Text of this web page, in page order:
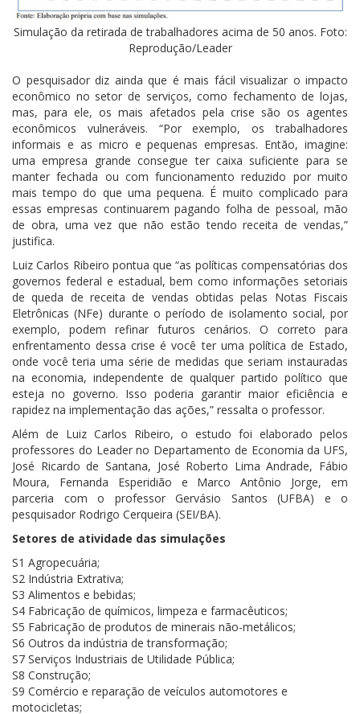
Simulação da retirada de trabalhadores acima de 50 anos. Foto:
Reprodução/Leader
O pesquisador diz ainda que é mais fácil visualizar o impacto
econômico no setor de serviços, como fechamento de lojas,
mas, para ele, os mais afetados pela crise são os agentes
econômicos vulneráveis. “Por exemplo, os trabalhadores
informais e as micro e pequenas empresas. Então, imagine:
uma empresa grande consegue ter caixa suficiente para se
manter fechada ou com funcionamento reduzido por muito
mais tempo do que uma pequena. É muito complicado para
essas empresas continuarem pagando folha de pessoal, mão
de obra, uma vez que não estão tendo receita de vendas,”
justifica.
Luiz Carlos Ribeiro pontua que “as políticas compensatórias dos
governos federal e estadual, bem como informações setoriais
de queda de receita de vendas obtidas pelas Notas Fiscais
Eletrônicas (NFe) durante o período de isolamento social, por
exemplo, podem refinar futuros cenários. O correto para
enfrentamento dessa crise é você ter uma política de Estado,
onde você teria uma série de medidas que seriam instauradas
na economia, independente de qualquer partido político que
esteja no governo. Isso poderia garantir maior eficiência e
rapidez na implementação das ações,” ressalta o professor.
Além de Luiz Carlos Ribeiro, o estudo foi elaborado pelos
professores do Leader no Departamento de Economia da UFS,
José Ricardo de Santana, José Roberto Lima Andrade, Fábio
Moura, Fernanda Esperidião e Marco Antônio Jorge, em
parceria com o professor Gervásio Santos (UFBA) e o
pesquisador Rodrigo Cerqueira (SEI/BA).
Setores de atividade das simulações
S1 Agropecuária;
S2 Indústria Extrativa;
S3 Alimentos e bebidas;
S4 Fabricação de químicos, limpeza e farmacêuticos;
S5 Fabricação de produtos de minerais não-metálicos;
S6 Outros da indústria de transformação;
S7 Serviços Industriais de Utilidade Pública;
S8 Construção;
S9 Comércio e reparação de veículos automotores e
motocicletas;